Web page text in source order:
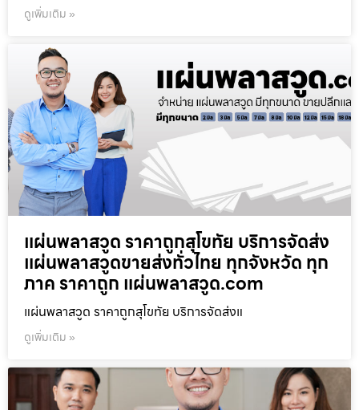
ดูเพิ่มเติม »
แผ่นพลาสวูด ราคาถูกสุโขทัย บริการจัดส่ง
แผ่นพลาสวูดขายส่งทั่วไทย ทุกจังหวัด ทุก
ภาค ราคาถูก แผ่นพลาสวูด.com
แผ่นพลาสวูด ราคาถูกสุโขทัย บริการจัดส่งแ
ดูเพิ่มเติม »